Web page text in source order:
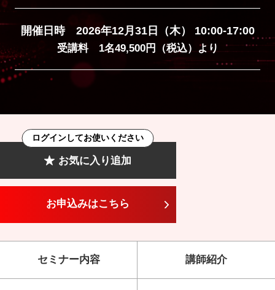
開催日時 2026年12月31日（木） 10:00-17:00
受講料 1名49,500円（税込）より
お気に入り追加
ログインしてお使いください
お申込みはこちら
セミナー内容 講師紹介